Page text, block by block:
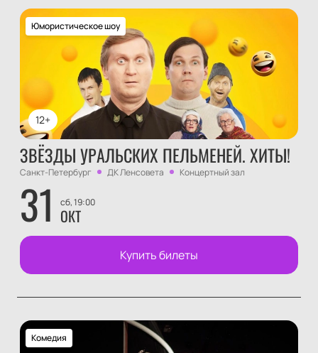
12+
Юмористическое шоу
ЗВЁЗДЫ УРАЛЬСКИХ ПЕЛЬМЕНЕЙ. ХИТЫ!
Санкт-Петербург ДК Ленсовета Концертный зал
31 сб, 19:00
ОКТ
Купить билеты
Комедия